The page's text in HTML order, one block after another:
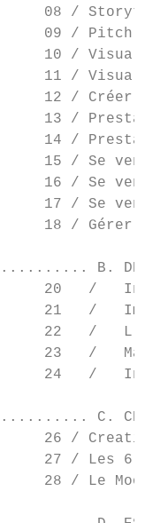
08 /
09 / Pitch
10 / Visual
11 / Visual
12 / Créer
13 /
14 /
15 / Se
16 / Se
17 / Se
18 / Gérer
B.
20   /
21   /
22   /
23   /
24   /
C.
26 / Creative
27 / Les 6
28 / Le